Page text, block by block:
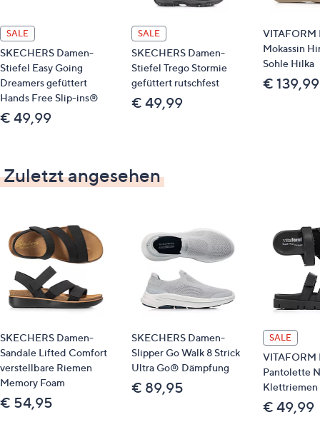
innen mit wärmendem Vlies gefüttert
austauschbares, extradickes, filzüberzogenes
Luftpolsterfußbett
Shock Absorber
Sohle Evelyn
Material
Obermaterial: Leder (Hirsch, Rind)
Futter/Decksohle: Textil
Laufsohle: Sonstiges
SALE
SKECHERS Damen-
Stiefel Easy Going
Dreamers gefüttert
Hands Free Slip-ins®
€ 49,99
SALE
SKECHERS Damen-
Stiefel Trego Stormie
gefüttert rutschfest
€ 49,99
VITAFORM
Mokassin
Sohle Hilka
€ 139,99
Zuletzt angesehen
SKECHERS Damen-
Sandale Lifted Comfort
verstellbare Riemen
Memory Foam
€ 54,95
SKECHERS Damen-
Slipper Go Walk 8 Strick
Ultra Go® Dämpfung
€ 89,95
SALE
VITAFORM
Pantolette
Klettriemen
€ 49,99